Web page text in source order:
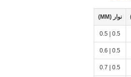
نوار (MM)
0.5 | 0.5
0.5 | 0.6
0.5 | 0.7